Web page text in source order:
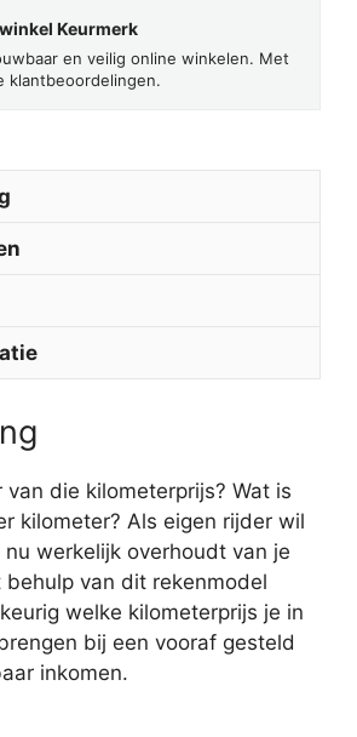
Keurmerk
en veilig online winkelen. Met
klantbeoordelingen.
van die kilometerprijs? Wat is
kilometer? Als eigen rijder wil
werkelijk overhoudt van je
behulp van dit rekenmodel
welke kilometerprijs je in
bij een vooraf gesteld
inkomen.